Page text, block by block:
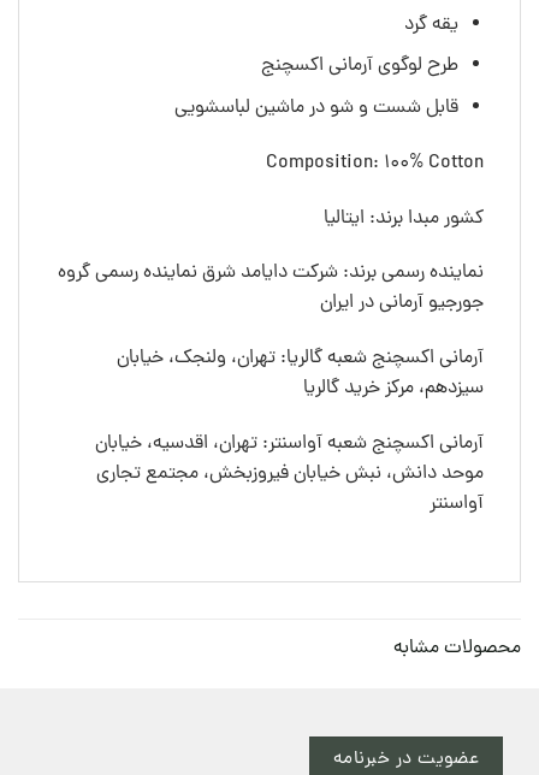
یقه گرد
طرح لوگوی آرمانی اکسچنج
قابل شست و شو در ماشین لباسشویی
Composition: 100% Cotton
کشور مبدا برند: ایتالیا
نماینده رسمی برند: شرکت دایامد شرق نماینده رسمی گروه
جورجیو آرمانی در ایران
آرمانی اکسچنج شعبه گالریا: تهران، ولنجک، خیابان
سیزدهم، مرکز خرید گالریا
آرمانی اکسچنج شعبه آواسنتر: تهران، اقدسیه، خیابان
موحد دانش، نبش خیابان فیروزبخش، مجتمع تجاری
آواسنتر
محصولات مشابه
عضویت در خبرنامه